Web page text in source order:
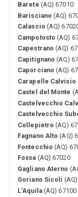
Barete (AQ) 67010
Barisciano (AQ)
Calascio (AQ)
Campotosto (AQ)
Capestrano (AQ)
Capitignano (AQ)
Caporciano (AQ)
Carapelle Calvisio
Castel del Monte
Castelvecchio
Castelvecchio
Collepietro (AQ)
Fagnano Alto (AQ)
Fontecchio (AQ)
Fossa (AQ) 67020
Gagliano Aterno
Goriano Sicoli
L'Aquila(AQ) 67100